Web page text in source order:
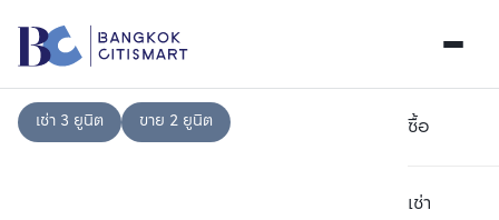
ซื้อ
เช่า
เช่า 3 ยูนิต ขาย 2 ยูนิต